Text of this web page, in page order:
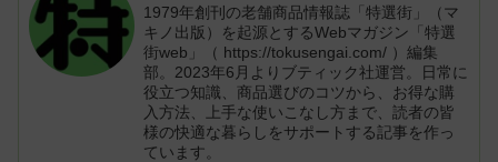
1979年創刊の老舗商品情報誌「特選街」（マ
キノ出版）を起源とするWebマガジン「特選
街web」（ https://tokusengai.com/ ）編集
部。2023年6月よりブティック社運営。日常に
役立つ知識、商品選びのコツから、お得な購
入方法、上手な使いこなし方まで、読者の皆
様の快適な暮らしをサポートする記事を作っ
ています。